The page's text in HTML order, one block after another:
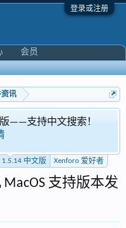
登录或注册
讯
版——支持中文搜索！
1.5.14 中文版 Xenforo 爱好者
支持版本发
会员